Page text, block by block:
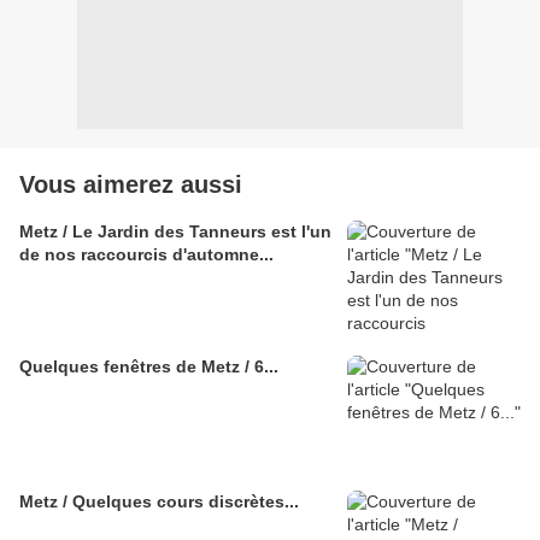
Vous aimerez aussi
Metz / Le Jardin des Tanneurs est l'un
de nos raccourcis d'automne...
Quelques fenêtres de Metz / 6...
Metz / Quelques cours discrètes...